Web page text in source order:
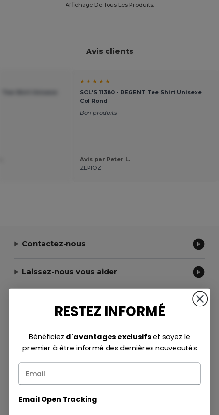
Affichage De Tous Les Produits.
Avis clients
★ ★ ★ ★ ★
SOL'S 11380 - REGENT Tee Shirt Unisexe
Col Rond
Bon produits
Avis par Peter L.
ZEPIOZ
Contactez-nous
Laissez-nous vous aider
RESTEZ INFORMÉ
Bénéficiez d'avantages exclusifset soyez le
premier à être informé des dernières nouveautés
Email Open Tracking